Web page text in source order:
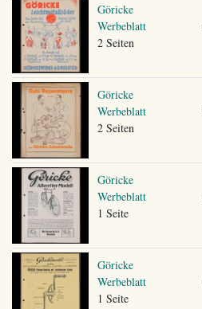
Göricke
Werbeblatt
2 Seiten
Göricke
Werbeblatt
2 Seiten
Göricke
Werbeblatt
1 Seite
Göricke
Werbeblatt
1 Seite